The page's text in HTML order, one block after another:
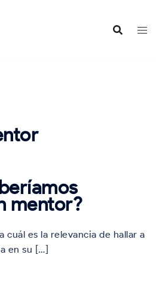
mentor?
cuál es la relevancia de hallar a
en su […]